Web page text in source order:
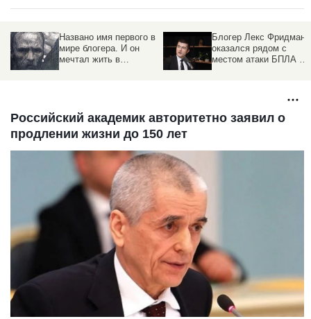
Названо имя первого в
мире блогера. И он
мечтал жить в
Блогер Лекс Фридман
оказался рядом с
местом атаки БПЛА в
Российский академик авторитетно заявил о
продлении жизни до 150 лет